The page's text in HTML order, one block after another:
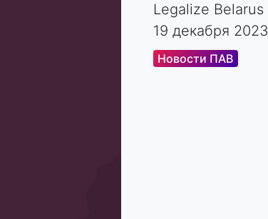
Legalize Belarus
19 декабря 2023
Новости ПАВ